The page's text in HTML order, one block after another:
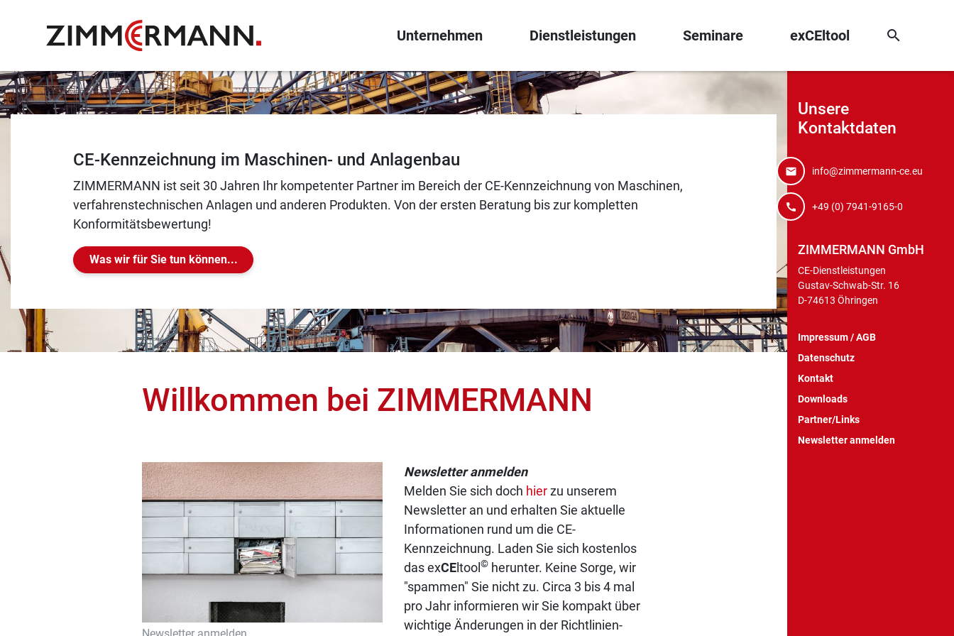
Unternehmen Dienstleistungen Seminare exCEltool
CE-Kennzeichnung im Maschinen- und Anlagenbau
ZIMMERMANN ist seit 30 Jahren Ihr kompetenter Partner im Bereich der CE-Kennzeichnung von Maschinen,
verfahrenstechnischen Anlagen und anderen Produkten. Von der ersten Beratung bis zur kompletten
Konformitätsbewertung!
Was wir für Sie tun können...
Willkommen bei ZIMMERMANN
Newsletter anmelden
Melden Sie sich doch hierzu unserem
Newsletter an und erhalten Sie aktuelle
Informationen rund um die CE-
Kennzeichnung. Laden Sie sich kostenlos
das exCEltool© herunter. Keine Sorge, wir
"spammen" Sie nicht zu. Circa 3 bis 4 mal
pro Jahr informieren wir Sie kompakt über
wichtige Änderungen in der Richtlinien-
Unsere
Kontaktdaten
info@zimmermann-ce.eu
+49 (0) 7941-9165-0
ZIMMERMANN GmbH
CE-Dienstleistungen
Gustav-Schwab-Str. 16
D-74613 Öhringen
Impressum / AGB
Datenschutz
Kontakt
Downloads
Partner/Links
Newsletter anmelden